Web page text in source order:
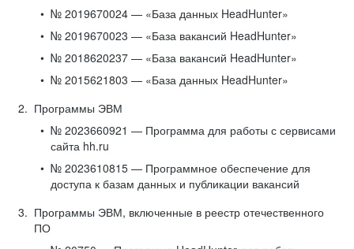
№ 2019670024 — «База данных HeadHunter»
№ 2019670023 — «База вакансий HeadHunter»
№ 2018620237 — «База вакансий HeadHunter»
№ 2015621803 — «База данных HeadHunter»
Программы ЭВМ
№ 2023660921 — Программа для работы с сервисами
сайта hh.ru
№ 2023610815 — Программное обеспечение для
доступа к базам данных и публикации вакансий
Программы ЭВМ, включенные в реестр отечественного
ПО